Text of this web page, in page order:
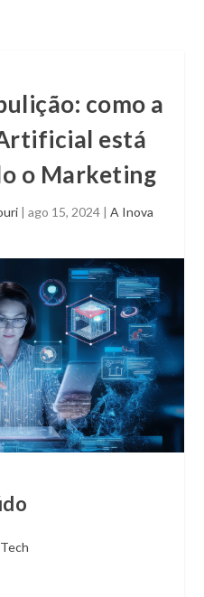
como a
está
o Marketing
| ago 15, 2024| A Inova